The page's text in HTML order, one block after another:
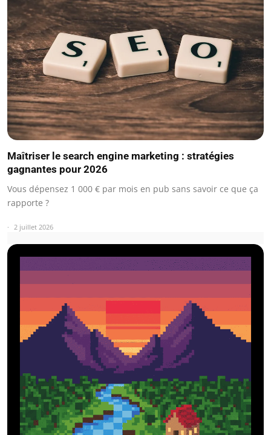
Maîtriser le search engine marketing : stratégies
gagnantes pour 2026
Vous dépensez 1 000 € par mois en pub sans savoir ce que ça
rapporte ?
2 juillet 2026